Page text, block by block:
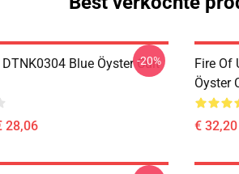
Blue Öyster Cult
28,06
-20%
Fire Of
Öyster
€ 32,20